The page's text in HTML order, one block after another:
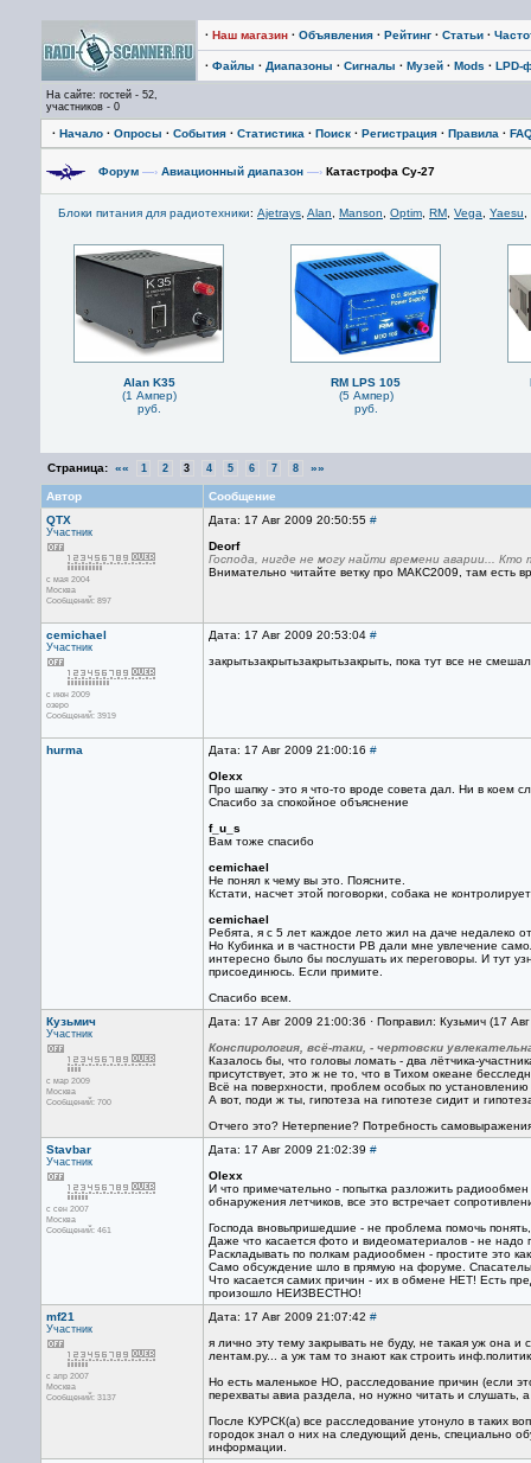
· Наш магазин · Объявления · Рейтинг · Статьи ·
· Файлы · Диапазоны · Сигналы · Музей · Mods · LPD-
На сайте: гостей - 52,
участников - 0
· Начало · Опросы · События · Статистика · Поиск · Регистрация · Правила ·
Форум —› Авиационный диапазон —› Катастрофа Су-27
Блоки питания для радиотехники: Ajetrays Alan Manson Optim RM Vega Yaesu
Alan K35
(1 Ампер)
руб.
RM LPS 105
(5 Ампер)
руб.
Страница: «« 1 2 3 4 5 6 7 8 »»
Автор
Сообщение
QTX
Участник
с мая 2004
Москва
Сообщений: 897
Дата: 17 Авг 2009 20:50:55 #
Deorf
Господа, нигде не могу найти времени аварии...
Внимательно читайте ветку про МАКС2009, там есть
cemichael
Участник
с июн 2009
озеро
Сообщений: 3919
Дата: 17 Авг 2009 20:53:04 #
закрытьзакрытьзакрытьзакрыть, пока тут все не
hurma Дата: 17 Авг 2009 21:00:16 #
Olexx
Про шапку - это я что-то вроде совета дал. Ни в коем
Спасибо за спокойное объяснение
f_u_s
Вам тоже спасибо
cemichael
Не понял к чему вы это. Поясните.
Кстати, насчет этой поговорки, собака не
cemichael
Ребята, я с 5 лет каждое лето жил на даче недалеко
Но Кубинка и в частности РВ дали мне увлечение
интересно было бы послушать их переговоры. И тут
присоединюсь. Если примите.
Спасибо всем.
Кузьмич
Участник
с мар 2009
Москва
Сообщений: 700
Дата: 17 Авг 2009 21:00:36 · Поправил: Кузьмич (17
Конспирология, всё-таки, - чертовски
Казалось бы, что головы ломать - два лётчика-
присутствует, это ж не то, что в Тихом океане
Всё на поверхности, проблем особых по
А вот, поди ж ты, гипотеза на гипотезе сидит и
Отчего это? Нетерпение? Потребность
Stavbar
Участник
с сен 2007
Москва
Сообщений: 461
Дата: 17 Авг 2009 21:02:39 #
Olexx
И что примечательно - попытка разложить
обнаружения летчиков, все это встречает
Господа вновьпришедшие - не проблема помочь
Даже что касается фото и видеоматериалов - не надо
Раскладывать по полкам радиообмен - простите это
Само обсуждение шло в прямую на форуме.
Что касается самих причин - их в обмене НЕТ! Есть
произошло НЕИЗВЕСТНО!
mf21
Участник
с апр 2007
Москва
Сообщений: 3137
Дата: 17 Авг 2009 21:07:42 #
я лично эту тему закрывать не буду, не такая уж она
лентам.ру... а уж там то знают как строить
Но есть маленькое НО, расследование причин (если
перехваты авиа раздела, но нужно читать и слушать, а
После КУРСК(а) все расследование утонуло в таких
городок знал о них на следующий день, специально
информации.